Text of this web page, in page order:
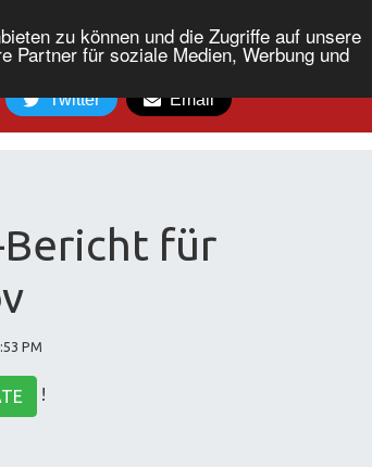
zu können und die Zugriffe auf unsere
Partner für soziale Medien, Werbung und
Twitter Email
für
PM
!